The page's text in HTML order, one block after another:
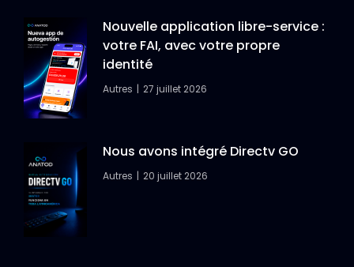
Nouvelle application libre-service :
votre FAI, avec votre propre
identité
Autres 27 juillet 2026
Nous avons intégré Directv GO
Autres 20 juillet 2026